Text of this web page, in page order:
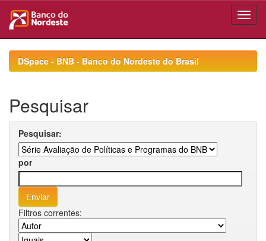
navigationDSpace - BNB - Banco do Nordeste do Brasil
Pesquisar
Pesquisar:
por
Filtros correntes: